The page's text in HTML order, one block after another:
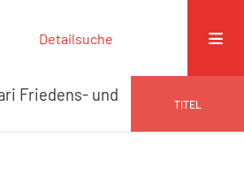
Detailsuche
Friedens- und
TITEL